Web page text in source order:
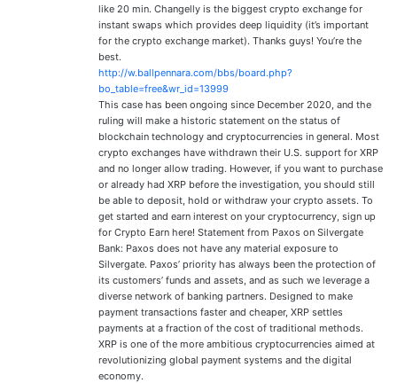
like 20 min. Changelly is the biggest crypto exchange for
instant swaps which provides deep liquidity (it’s important
for the crypto exchange market). Thanks guys! You’re the
best.
http://w.ballpennara.com/bbs/board.php?
bo_table=free&wr_id=13999
This case has been ongoing since December 2020, and the
ruling will make a historic statement on the status of
blockchain technology and cryptocurrencies in general. Most
crypto exchanges have withdrawn their U.S. support for XRP
and no longer allow trading. However, if you want to purchase
or already had XRP before the investigation, you should still
be able to deposit, hold or withdraw your crypto assets. To
get started and earn interest on your cryptocurrency, sign up
for Crypto Earn here! Statement from Paxos on Silvergate
Bank: Paxos does not have any material exposure to
Silvergate. Paxos’ priority has always been the protection of
its customers’ funds and assets, and as such we leverage a
diverse network of banking partners. Designed to make
payment transactions faster and cheaper, XRP settles
payments at a fraction of the cost of traditional methods.
XRP is one of the more ambitious cryptocurrencies aimed at
revolutionizing global payment systems and the digital
economy.